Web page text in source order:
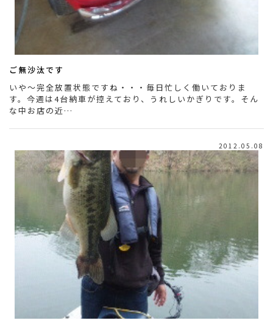
ご無沙汰です
いや～完全放置状態ですね・・・毎日忙しく働いておりま
す。今週は4台納車が控えており、うれしいかぎりです。そん
な中お店の近…
2012.05.08